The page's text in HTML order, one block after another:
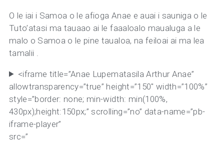
O le iai i Samoa o le afioga Anae e auai i sauniga o le
Tuto’atasi ma tauaao ai le faaaloalo maualuga a le
malo o Samoa o le pine taualoa, na feiloai ai ma lea
tamalii .
<iframe title=”Anae Lupematasila Arthur Anae”
allowtransparency=”true” height=”150″ width=”100%”
style=”border: none; min-width: min(100%,
430px);height:150px;” scrolling=”no” data-name=”pb-
iframe-player”
src=”